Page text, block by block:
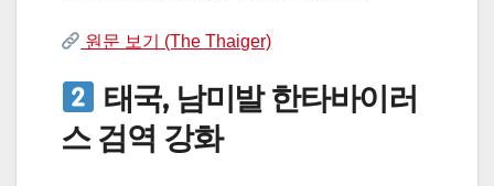
원문 보기 (The Thaiger)
태국, 남미발 한타바이러
스 검역 강화